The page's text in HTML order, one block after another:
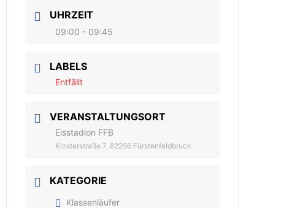
UHRZEIT
09:00 - 09:45
LABELS
Entfällt
VERANSTALTUNGSORT
Eisstadion FFB
Klosterstraße 7, 82256 Fürstenfeldbruck
KATEGORIE
Klassenläufer